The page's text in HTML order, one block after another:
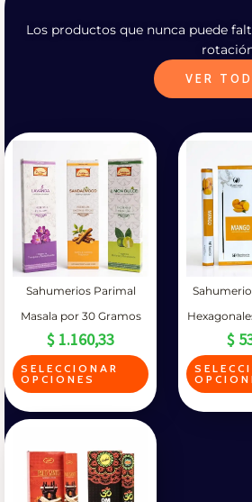
Los productos que nunca puede
VER
Sahumerios Parimal
Masala por 30 Gramos
$ 1.160,33
SELECCIONAR
OPCIONES
E
e
$